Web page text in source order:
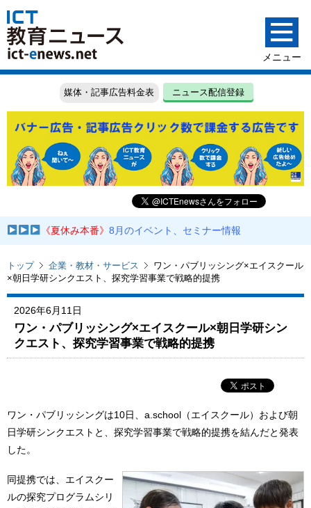
媒体・記事広告料金表 ニュース配信登録
《夏休み本番》8月のイベント、セミナー情報
トップ 企業・教材・サービス
ワン・パブリッシング×エイスクール
×朝日学研シンクエスト、探究学習事業で戦略的提携
2026年6月11日
ワン・パブリッシング×エイスクール×朝日学研シン
クエスト、探究学習事業で戦略的提携
ワン・パブリッシングは10日、a.school（エイスクール）および朝
日学研シンクエストと、探究学習事業で戦略的提携を結んだと発表
した。
同提携では、エイスクー
ルの探究プログラムシリ